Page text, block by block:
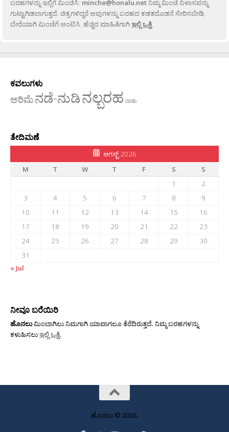
ಬರಹಗಳನ್ನು ಇಲ್ಲಿಗೆ ಮಿಂಚಿಸಿ: minche@honalu.netನಿಮ್ಮ ಮಿಂಚೆ ವಿಳಾಸವನ್ನು
ಗುಟ್ಟಾಗಿಡಲಾಗುತ್ತದೆ. ಚಿತ್ರಗಳಿದ್ದರೆ ಅವುಗಳನ್ನು ಬರಹದ ಕಡತದೊಡನೆ ಸೇರಿಸಬೇಡಿ,
ಬೇರೆಯಾಗಿ ಮಿಂಚೆಗೆ ಅಂಟಿಸಿ. ಹೆಚ್ಚಿನ ಮಾಹಿತಿಗಾಗಿಇಲ್ಲಿ ಒತ್ತಿ.
ಕವಲುಗಳು
ಅರಿಮೆನಡೆ-ನುಡಿನಲ್ಬರಹ ನಾಡು
ತೇದಿಮಣೆ
ಆಗಸ್ಟ್ 2026
M
T W T F S
S
1
2
3
4 5 6 7 8
9
10
11 12 13 14 15
16
17
18 19 20 21 22
23
24
25 26 27 28 29
30
31
« Jul
ನೀವೂ ಬರೆಯಿರಿ
ಹೊನಲುಮಿಂಬಾಗಿಲು ನಿಮಗಾಗಿ ಯಾವಾಗಲೂ ತೆರೆದಿರುತ್ತದೆ. ನಿಮ್ಮ ಬರಹಗಳನ್ನು
ಕಳುಹಿಸಲುಇಲ್ಲಿ ಒತ್ತಿ.
ಹೊನಲು © 2026.